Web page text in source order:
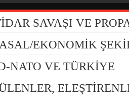
SAVAŞI VE
EKONOMİK
NATO VE TÜRKİYE